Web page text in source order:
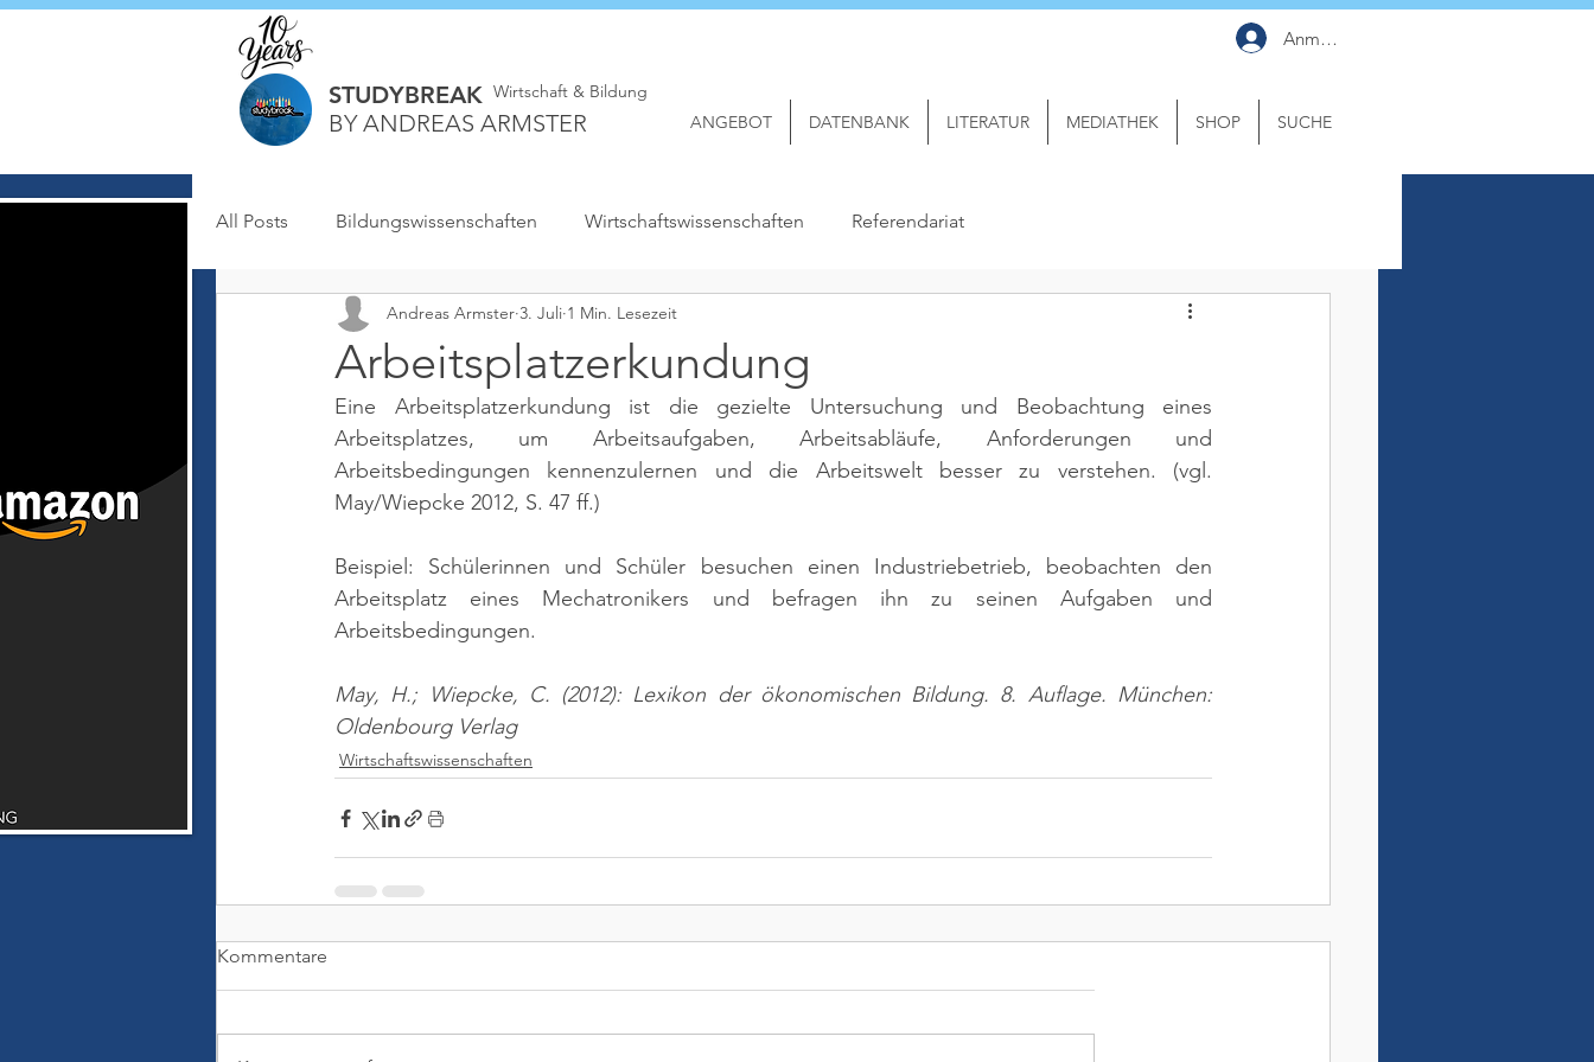
STUDYBREAK
BY ANDREAS ARMSTER
Wirtschaft & Bildung
Anmelden
ANGEBOT DATENBANK LITERATUR MEDIATHEK SHOP SUCHE
All Posts Bildungswissenschaften Wirtschaftswissenschaften Referendariat
Arbeitsplatzerkundung
Andreas Armster 3. Juli 1 Min. Lesezeit
Eine Arbeitsplatzerkundung ist die gezielte Untersuchung und Beobachtung eines
Arbeitsplatzes, um Arbeitsaufgaben, Arbeitsabläufe, Anforderungen und
Arbeitsbedingungen kennenzulernen und die Arbeitswelt besser zu verstehen. (vgl.
May/Wiepcke 2012, S. 47 ff.)
Beispiel: Schülerinnen und Schüler besuchen einen Industriebetrieb, beobachten den
Arbeitsplatz eines Mechatronikers und befragen ihn zu seinen Aufgaben und
Arbeitsbedingungen.
May, H.; Wiepcke, C. (2012): Lexikon der ökonomischen Bildung. 8. Auflage. München:
Oldenbourg Verlag
Wirtschaftswissenschaften
Kommentare